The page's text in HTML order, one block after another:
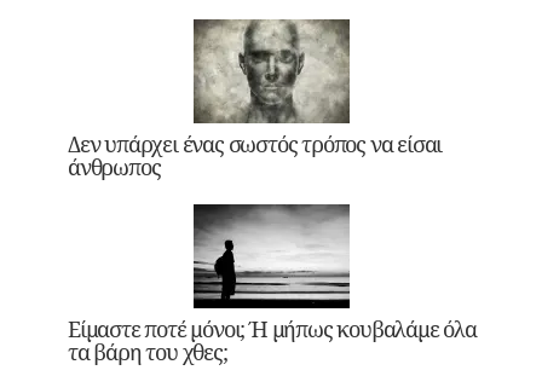
Δεν υπάρχει ένας σωστός τρόπος να είσαι
άνθρωπος
Είμαστε ποτέ μόνοι; Ή μήπως κουβαλάμε όλα
τα βάρη του χθες;